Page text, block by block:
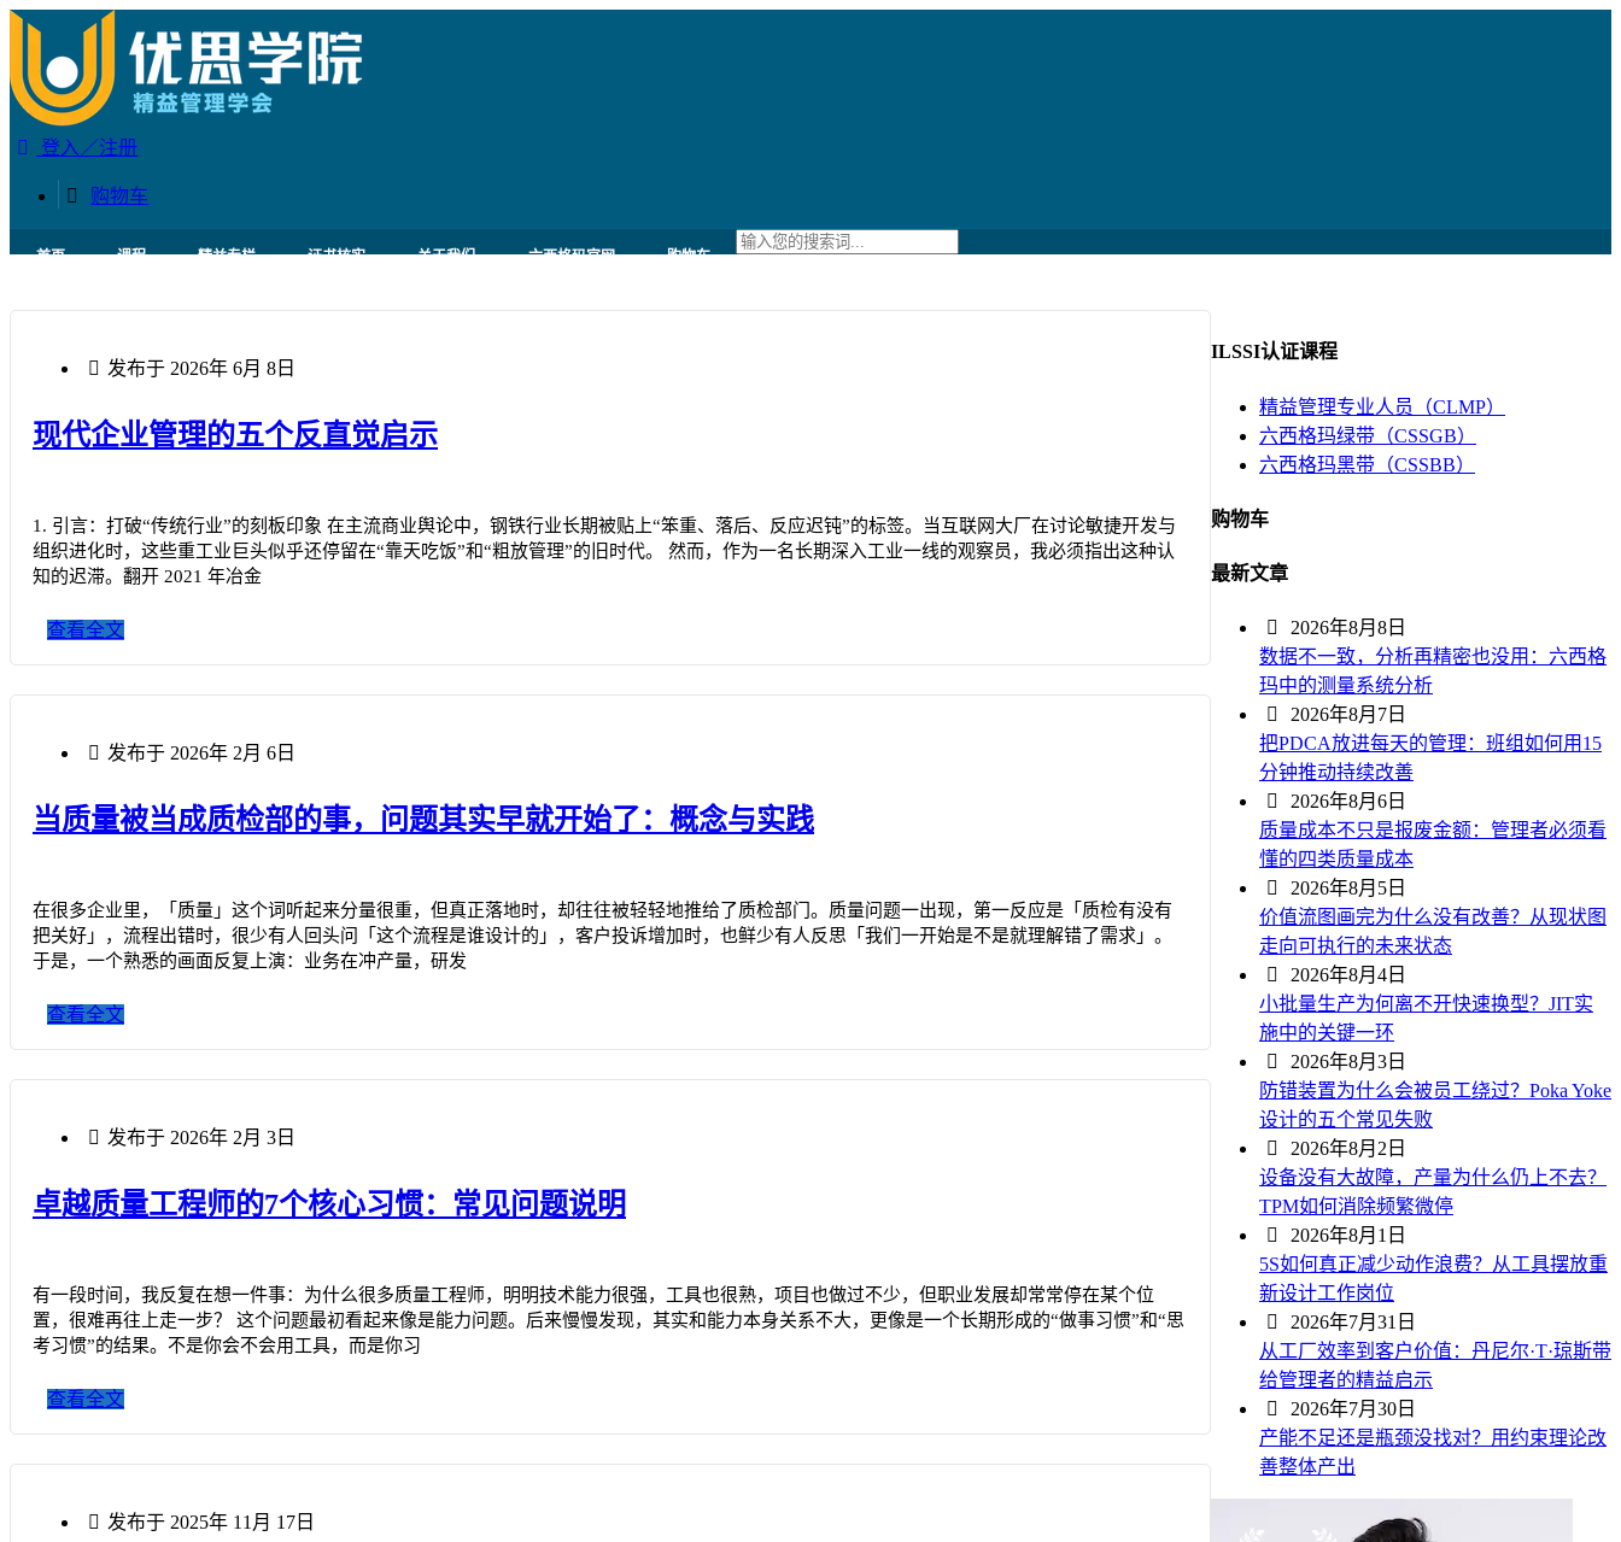
登入／注册
购物车
首页 课程 精益专栏 证书核实 关于我们 六西格玛官网 购物车
ILSSI认证课程
精益管理专业人员（CLMP）
六西格玛绿带（CSSGB）
六西格玛黑带（CSSBB）
购物车
最新文章
2026年8月8日
数据不一致，分析再精密也没用：六西格
玛中的测量系统分析
2026年8月7日
把PDCA放进每天的管理：班组如何用15
分钟推动持续改善
2026年8月6日
质量成本不只是报废金额：管理者必须看
懂的四类质量成本
2026年8月5日
价值流图画完为什么没有改善？从现状图
走向可执行的未来状态
2026年8月4日
小批量生产为何离不开快速换型？JIT实
施中的关键一环
2026年8月3日
防错装置为什么会被员工绕过？Poka Yoke
设计的五个常见失败
2026年8月2日
设备没有大故障，产量为什么仍上不去？
TPM如何消除频繁微停
2026年8月1日
5S如何真正减少动作浪费？从工具摆放重
新设计工作岗位
2026年7月31日
从工厂效率到客户价值：丹尼尔·T·琼斯带
给管理者的精益启示
2026年7月30日
产能不足还是瓶颈没找对？用约束理论改
善整体产出
发布于 2026年 6月 8日
现代企业管理的五个反直觉启示
1. 引言：打破“传统行业”的刻板印象 在主流商业舆论中，钢铁行业长期被贴上“笨重、落后、反应迟钝”的标签。当互联网大厂在讨论敏捷开发与
组织进化时，这些重工业巨头似乎还停留在“靠天吃饭”和“粗放管理”的旧时代。 然而，作为一名长期深入工业一线的观察员，我必须指出这种认
知的迟滞。翻开 2021 年冶金
查看全文
发布于 2026年 2月 6日
当质量被当成质检部的事，问题其实早就开始了：概念与实践
在很多企业里，「质量」这个词听起来分量很重，但真正落地时，却往往被轻轻地推给了质检部门。质量问题一出现，第一反应是「质检有没有
把关好」，流程出错时，很少有人回头问「这个流程是谁设计的」，客户投诉增加时，也鲜少有人反思「我们一开始是不是就理解错了需求」。
于是，一个熟悉的画面反复上演：业务在冲产量，研发
查看全文
发布于 2026年 2月 3日
卓越质量工程师的7个核心习惯：常见问题说明
有一段时间，我反复在想一件事：为什么很多质量工程师，明明技术能力很强，工具也很熟，项目也做过不少，但职业发展却常常停在某个位
置，很难再往上走一步？ 这个问题最初看起来像是能力问题。后来慢慢发现，其实和能力本身关系不大，更像是一个长期形成的“做事习惯”和“思
考习惯”的结果。不是你会不会用工具，而是你习
查看全文
发布于 2025年 11月 17日